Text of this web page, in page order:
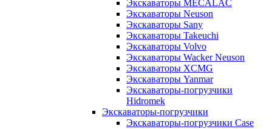
Экскаваторы MECALAC
Экскаваторы Neuson
Экскаваторы Sany
Экскаваторы Takeuchi
Экскаваторы Volvo
Экскаваторы Wacker Neuson
Экскаваторы XCMG
Экскаваторы Yanmar
Экскаваторы-погрузчики
Hidromek
Экскаваторы-погрузчики
Экскаваторы-погрузчики Case